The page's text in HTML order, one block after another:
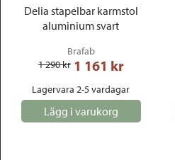
Delia stapelbar karmstol
aluminium svart
Brafab
1 290 kr 1 161 kr
Lagervara 2-5 vardagar
Lägg i varukorg